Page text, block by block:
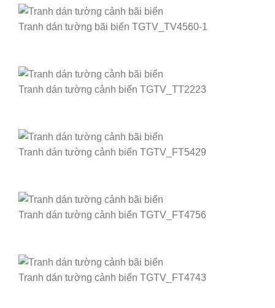
Tranh dán tường bãi biển TGTV_TV4560-1
Tranh dán tường cảnh biển TGTV_TT2223
Tranh dán tường cảnh biển TGTV_FT5429
Tranh dán tường cảnh biển TGTV_FT4756
Tranh dán tường cảnh biển TGTV_FT4743